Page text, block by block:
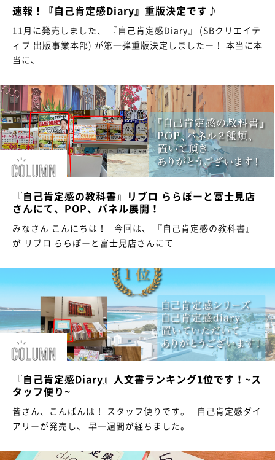
速報！『自己肯定感Diary』重版決定です♪
11月に発売しました、 『自己肯定感Diary』 (SBクリエイテ
ィブ 出版事業本部) が第一弾重版決定しましたー！ 本当に本
当に、 ...
『自己肯定感の教科書』リブロ ららぽーと富士見店
さんにて、POP、パネル展開！
みなさん こんにちは！ 今回は、 『自己肯定感の教科書』
が リブロ ららぽーと富士見店さんにて ...
『自己肯定感Diary』人文書ランキング1位です！~ス
タッフ便り~
皆さん、こんばんは！ スタッフ便りです。 自己肯定感ダイ
アリーが発売し、 早一週間が経ちました。 ...